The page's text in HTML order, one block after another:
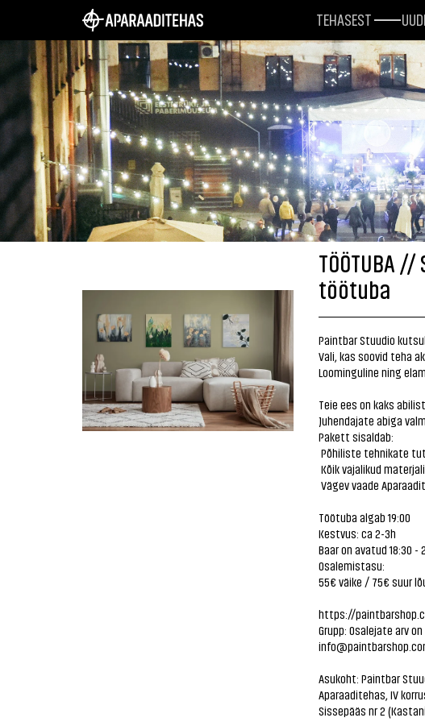
TEHASEST
TÖÖTUBA
töötuba
Paintbar Stuudio
Vali, kas soovid teha
Loominguline ning
Teie ees on kaks
Juhendajate abiga
Pakett sisaldab:
Põhiliste tehnikate
Kõik vajalikud
Vägev vaade
Töötuba algab 19:00
Kestvus: ca 2-3h
Baar on avatud 18:30 -
Osalemistasu:
55€ väike / 75€ suur
https://
Grupp: Osalejate arv
Asukoht: Paintbar
Aparaaditehas, IV
Sissepääs nr 2